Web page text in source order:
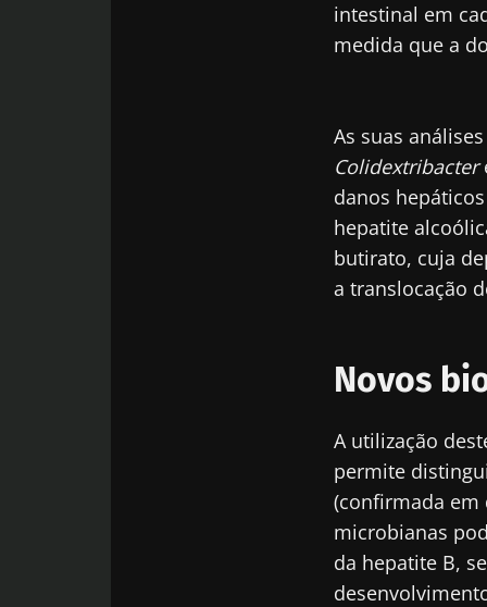
intestinal em
medida que a
As suas
Colidextribacter
danos
hepatite
butirato, cuja
a translocação
Novos
A utilização
permite
(confirmada em
microbianas
da hepatite B,
Ler o artigo